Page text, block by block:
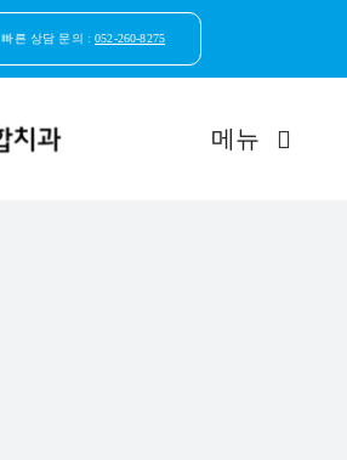
빠른 상담 문의 :052-260-8275
메뉴